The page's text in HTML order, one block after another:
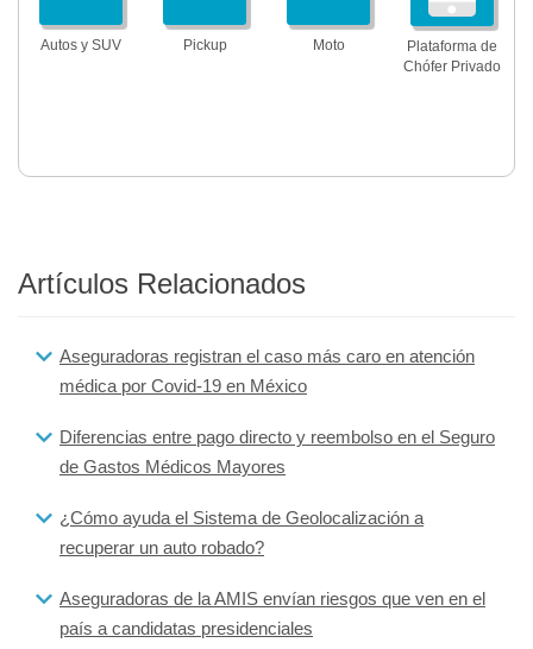
Autos y SUV Pickup Moto
Plataforma de
Chófer Privado
Artículos Relacionados
Aseguradoras registran el caso más caro en atención
médica por Covid-19 en México
Diferencias entre pago directo y reembolso en el Seguro
de Gastos Médicos Mayores
¿Cómo ayuda el Sistema de Geolocalización a
recuperar un auto robado?
Aseguradoras de la AMIS envían riesgos que ven en el
país a candidatas presidenciales